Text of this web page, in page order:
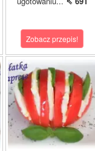
Zobacz przepis!